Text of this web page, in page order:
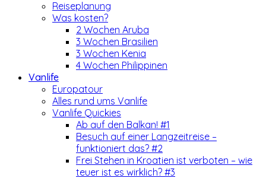
Reiseplanung
Was kosten?
2 Wochen Aruba
3 Wochen Brasilien
3 Wochen Kenia
4 Wochen Philippinen
Vanlife
Europatour
Alles rund ums Vanlife
Vanlife Quickies
Ab auf den Balkan! #1
Besuch auf einer Langzeitreise –
funktioniert das? #2
Frei Stehen in Kroatien ist verboten – wie
teuer ist es wirklich? #3